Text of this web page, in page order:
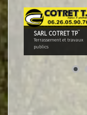
SARL COTRET TP¨
Terrassement et travaux
publics